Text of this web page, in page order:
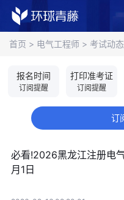
首页 > 电气工程师 > 考试动态
报名时间
订阅提醒
打印准考证
订阅提醒
订
必看!2026黑龙江注册电
月1日